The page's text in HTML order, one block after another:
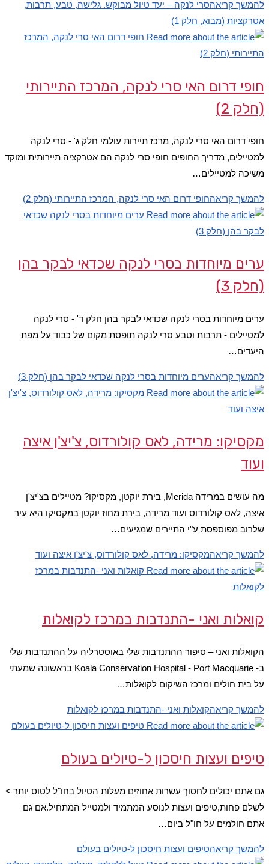
להמשך קריאהסרי לנקה – יעד טיול מבוקש. גלישה, טבע, תרבות,
אטרקציות (מבוא, חלק 1)
חופי דרום האי סרי לנקה, המרכז התיירותי
(חלק 2)
חופי דרום האי סרי לנקה, מרכז תיירות עולמי חלק ג' - סרי לנקה
למטיילים, מדריך החופים חופי סרי לנקה הם אטרקציה תיירותית ומוקד
משיכה למטיילים…
להמשך קריאהחופי דרום האי סרי לנקה, המרכז התיירותי (חלק 2)
ערים מיוחדות בסרי לנקה שכדאי לבקר בהן
(חלק 3)
ערים מיוחדות בסרי לנקה שכדאי לבקר בהן חלק ד' - סרי לנקה
למטיילים - תרבות וטבע סרי לנקה תופסת מקום של כבוד על מפת
היעדים…
להמשך קריאהערים מיוחדות בסרי לנקה שכדאי לבקר בהן (חלק 3)
מקסיקו: מרידה, לאס קולורדוס, צ'יצ'ן איצה
ועוד
מה עושים במרידה Merida, בירת יוקטן, מקסיקו? מטיילים בצ'יצ'ן
איצה, לאס קולורדוס ועוד מרידה, בירת מחוז יוקטן במקסיקו היא עיר
שלרוב מפוספסת ע"י התיירים שמגיעים…
להמשך קריאהמקסיקו: מרידה, לאס קולורדוס, צ'יצ'ן איצה ועוד
קואלות ואני -התנדבות במרכז לקואלות
הקואלות ואני – סיפור ההתנדבות שלי באוסטרליה על ההתנדבות שלי
ב- Koala Conservation Hospital - Port Macquarie בראשונה שמעתי
על בית חולים ומרכז השיקום לקואלות…
להמשך קריאהקואלות ואני -התנדבות במרכז לקואלות
טיפים ועצות חיסכון ל-טיולים בעולם
גם אתם יכולים לחסוך עשרות אחוזים מעלות הטיול בחו"ל לטוס יותר >
לשלם פחות,טיפים ועצות לנוסע המתמיד ולמטייל המתחיל.אם גם
אתם חולמים על חו"ל ביום…
להמשך קריאהטיפים ועצות חיסכון ל-טיולים בעולם